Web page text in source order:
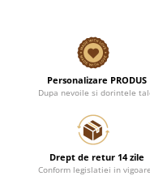
Personalizare PRODUS
Dupa nevoile si dorintele
Drept de retur 14 zile
Conform legislatiei in